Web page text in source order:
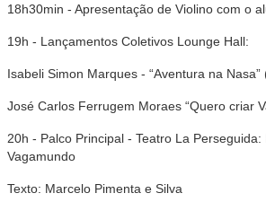
18h30min - Apresentação de Violino com o
19h - Lançamentos Coletivos Lounge Hall:
Isabeli Simon Marques - “Aventura na Nasa”
José Carlos Ferrugem Moraes “Quero criar
20h - Palco Principal - Teatro La
Vagamundo
Texto: Marcelo Pimenta e Silva